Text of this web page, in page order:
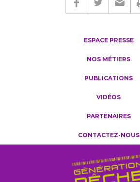
ESPACE PRESSE
NOS MÉTIERS
PUBLICATIONS
VIDÉOS
PARTENAIRES
CONTACTEZ-NOUS